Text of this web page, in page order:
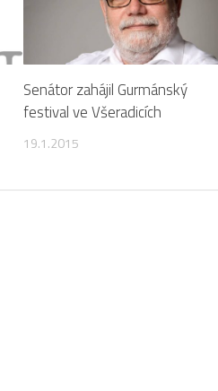
Senátor zahájil Gurmánský
festival ve Všeradicích
19.1.2015